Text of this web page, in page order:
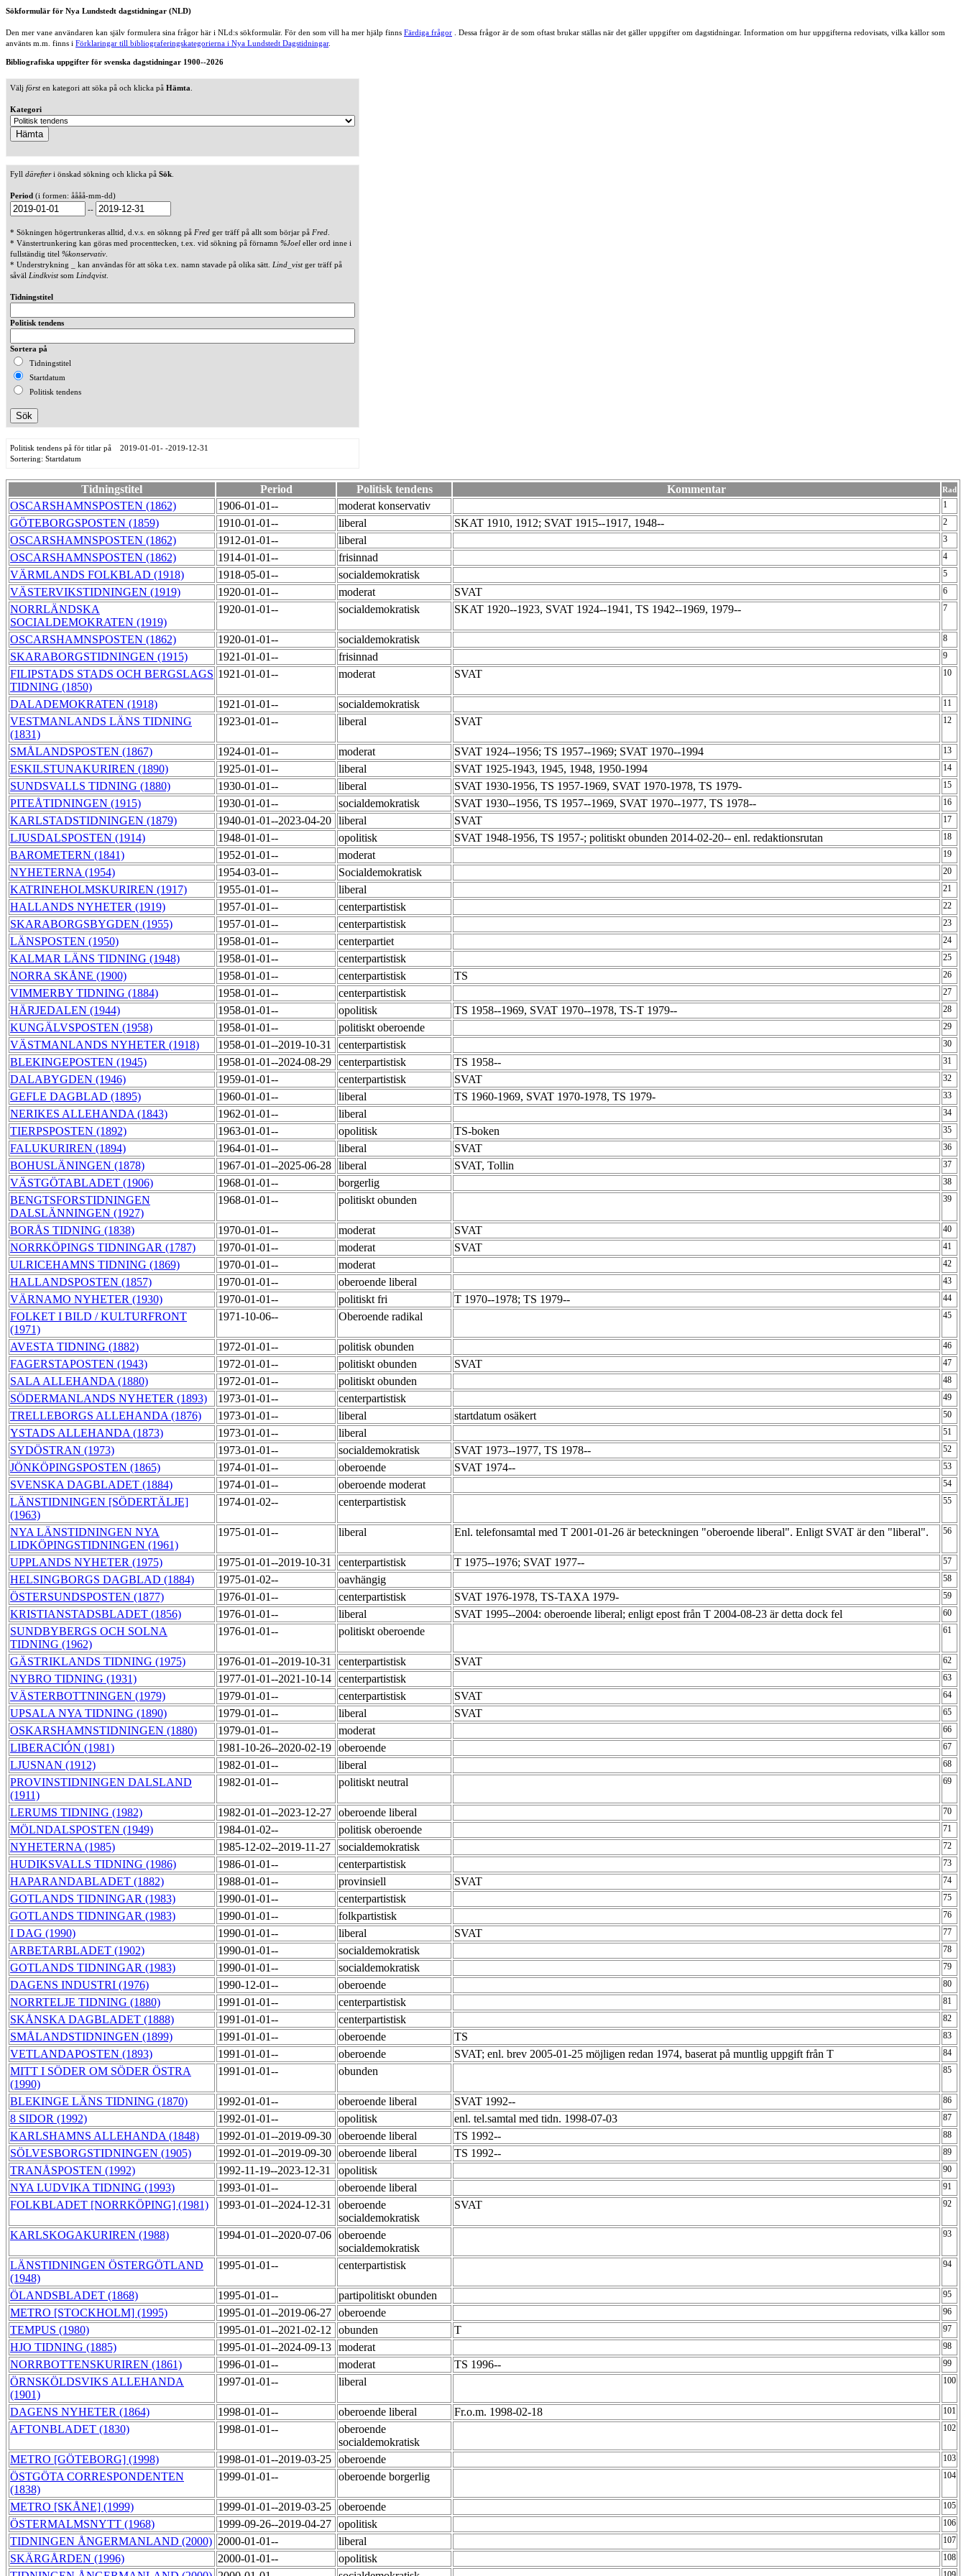
Sökformulär för Nya Lundstedt dagstidningar (NLD)
Den mer vane användaren kan själv formulera sina frågor här i NLd:s sökformulär. För den som vill ha mer hjälp finns Färdiga frågor . Dessa frågor är de som oftast brukar ställas när det gäller uppgifter om dagstidningar. Information om hur uppgifterna redovisats, vilka källor som
använts m.m. finns i Förklaringar till bibliograferingskategorierna i Nya Lundstedt Dagstidningar.
Bibliografiska uppgifter för svenska dagstidningar 1900--2026
Välj försten kategori att söka på och klicka på Hämta
Kategori
Fyll därefteri önskad sökning och klicka på Sök
Period (i formen: åååå-mm-dd)
--
* Sökningen högertrunkeras alltid, d.v.s. en söknng på Fred ger träff på allt som börjar på Fred
* Vänstertrunkering kan göras med procenttecken, t.ex. vid sökning på förnamn %Joel eller ord inne i
fullständig titel %konservativ
* Understrykning _ kan användas för att söka t.ex. namn stavade på olika sätt. Lind_vistger träff på
såväl Lindkvistsom Lindqvist.
Tidningstitel
Politisk tendens
Sortera på
Tidningstitel
Startdatum
Politisk tendens
Politisk tendens på för titlar på 2019-01-01- -2019-12-31
Sortering: Startdatum
Tidningstitel Period Politisk tendens Kommentar Rad
OSCARSHAMNSPOSTEN (1862) 1906-01-01-- moderat konservativ 1
GÖTEBORGSPOSTEN (1859) 1910-01-01-- liberal SKAT 1910, 1912; SVAT 1915--1917, 1948-- 2
OSCARSHAMNSPOSTEN (1862) 1912-01-01-- liberal 3
OSCARSHAMNSPOSTEN (1862) 1914-01-01-- frisinnad 4
VÄRMLANDS FOLKBLAD (1918) 1918-05-01-- socialdemokratisk 5
VÄSTERVIKSTIDNINGEN (1919) 1920-01-01-- moderat SVAT 6
NORRLÄNDSKA
SOCIALDEMOKRATEN (1919)
1920-01-01-- socialdemokratisk SKAT 1920--1923, SVAT 1924--1941, TS 1942--1969, 1979-- 7
OSCARSHAMNSPOSTEN (1862) 1920-01-01-- socialdemokratisk 8
SKARABORGSTIDNINGEN (1915) 1921-01-01-- frisinnad 9
FILIPSTADS STADS OCH BERGSLAGS
TIDNING (1850)
1921-01-01-- moderat SVAT 10
DALADEMOKRATEN (1918) 1921-01-01-- socialdemokratisk 11
VESTMANLANDS LÄNS TIDNING
(1831)
1923-01-01-- liberal SVAT 12
SMÅLANDSPOSTEN (1867) 1924-01-01-- moderat SVAT 1924--1956; TS 1957--1969; SVAT 1970--1994 13
ESKILSTUNAKURIREN (1890) 1925-01-01-- liberal SVAT 1925-1943, 1945, 1948, 1950-1994 14
SUNDSVALLS TIDNING (1880) 1930-01-01-- liberal SVAT 1930-1956, TS 1957-1969, SVAT 1970-1978, TS 1979- 15
PITEÅTIDNINGEN (1915) 1930-01-01-- socialdemokratisk SVAT 1930--1956, TS 1957--1969, SVAT 1970--1977, TS 1978-- 16
KARLSTADSTIDNINGEN (1879) 1940-01-01--2023-04-20 liberal SVAT 17
LJUSDALSPOSTEN (1914) 1948-01-01-- opolitisk SVAT 1948-1956, TS 1957-; politiskt obunden 2014-02-20-- enl. redaktionsrutan 18
BAROMETERN (1841) 1952-01-01-- moderat 19
NYHETERNA (1954) 1954-03-01-- Socialdemokratisk 20
KATRINEHOLMSKURIREN (1917) 1955-01-01-- liberal 21
HALLANDS NYHETER (1919) 1957-01-01-- centerpartistisk 22
SKARABORGSBYGDEN (1955) 1957-01-01-- centerpartistisk 23
LÄNSPOSTEN (1950) 1958-01-01-- centerpartiet 24
KALMAR LÄNS TIDNING (1948) 1958-01-01-- centerpartistisk 25
NORRA SKÅNE (1900) 1958-01-01-- centerpartistisk TS 26
VIMMERBY TIDNING (1884) 1958-01-01-- centerpartistisk 27
HÄRJEDALEN (1944) 1958-01-01-- opolitisk TS 1958--1969, SVAT 1970--1978, TS-T 1979-- 28
KUNGÄLVSPOSTEN (1958) 1958-01-01-- politiskt oberoende 29
VÄSTMANLANDS NYHETER (1918) 1958-01-01--2019-10-31 centerpartistisk 30
BLEKINGEPOSTEN (1945) 1958-01-01--2024-08-29 centerpartistisk TS 1958-- 31
DALABYGDEN (1946) 1959-01-01-- centerpartistisk SVAT 32
GEFLE DAGBLAD (1895) 1960-01-01-- liberal TS 1960-1969, SVAT 1970-1978, TS 1979- 33
NERIKES ALLEHANDA (1843) 1962-01-01-- liberal 34
TIERPSPOSTEN (1892) 1963-01-01-- opolitisk TS-boken 35
FALUKURIREN (1894) 1964-01-01-- liberal SVAT 36
BOHUSLÄNINGEN (1878) 1967-01-01--2025-06-28 liberal SVAT, Tollin 37
VÄSTGÖTABLADET (1906) 1968-01-01-- borgerlig 38
BENGTSFORSTIDNINGEN
DALSLÄNNINGEN (1927)
1968-01-01-- politiskt obunden 39
BORÅS TIDNING (1838) 1970-01-01-- moderat SVAT 40
NORRKÖPINGS TIDNINGAR (1787) 1970-01-01-- moderat SVAT 41
ULRICEHAMNS TIDNING (1869) 1970-01-01-- moderat 42
HALLANDSPOSTEN (1857) 1970-01-01-- oberoende liberal 43
VÄRNAMO NYHETER (1930) 1970-01-01-- politiskt fri T 1970--1978; TS 1979-- 44
FOLKET I BILD / KULTURFRONT
(1971)
1971-10-06-- Oberoende radikal 45
AVESTA TIDNING (1882) 1972-01-01-- politisk obunden 46
FAGERSTAPOSTEN (1943) 1972-01-01-- politiskt obunden SVAT 47
SALA ALLEHANDA (1880) 1972-01-01-- politiskt obunden 48
SÖDERMANLANDS NYHETER (1893) 1973-01-01-- centerpartistisk 49
TRELLEBORGS ALLEHANDA (1876) 1973-01-01-- liberal startdatum osäkert 50
YSTADS ALLEHANDA (1873) 1973-01-01-- liberal 51
SYDÖSTRAN (1973) 1973-01-01-- socialdemokratisk SVAT 1973--1977, TS 1978-- 52
JÖNKÖPINGSPOSTEN (1865) 1974-01-01-- oberoende SVAT 1974-- 53
SVENSKA DAGBLADET (1884) 1974-01-01-- oberoende moderat 54
LÄNSTIDNINGEN [SÖDERTÄLJE]
(1963)
1974-01-02-- centerpartistisk 55
NYA LÄNSTIDNINGEN NYA
LIDKÖPINGSTIDNINGEN (1961)
1975-01-01-- liberal Enl. telefonsamtal med T 2001-01-26 är beteckningen "oberoende liberal". Enligt SVAT är den "liberal". 56
UPPLANDS NYHETER (1975) 1975-01-01--2019-10-31 centerpartistisk T 1975--1976; SVAT 1977-- 57
HELSINGBORGS DAGBLAD (1884) 1975-01-02-- oavhängig 58
ÖSTERSUNDSPOSTEN (1877) 1976-01-01-- centerpartistisk SVAT 1976-1978, TS-TAXA 1979- 59
KRISTIANSTADSBLADET (1856) 1976-01-01-- liberal SVAT 1995--2004: oberoende liberal; enligt epost från T 2004-08-23 är detta dock fel 60
SUNDBYBERGS OCH SOLNA
TIDNING (1962)
1976-01-01-- politiskt oberoende 61
GÄSTRIKLANDS TIDNING (1975) 1976-01-01--2019-10-31 centerpartistisk SVAT 62
NYBRO TIDNING (1931) 1977-01-01--2021-10-14 centerpartistisk 63
VÄSTERBOTTNINGEN (1979) 1979-01-01-- centerpartistisk SVAT 64
UPSALA NYA TIDNING (1890) 1979-01-01-- liberal SVAT 65
OSKARSHAMNSTIDNINGEN (1880) 1979-01-01-- moderat 66
LIBERACIÓN (1981) 1981-10-26--2020-02-19 oberoende 67
LJUSNAN (1912) 1982-01-01-- liberal 68
PROVINSTIDNINGEN DALSLAND
(1911)
1982-01-01-- politiskt neutral 69
LERUMS TIDNING (1982) 1982-01-01--2023-12-27 oberoende liberal 70
MÖLNDALSPOSTEN (1949) 1984-01-02-- politisk oberoende 71
NYHETERNA (1985) 1985-12-02--2019-11-27 socialdemokratisk 72
HUDIKSVALLS TIDNING (1986) 1986-01-01-- centerpartistisk 73
HAPARANDABLADET (1882) 1988-01-01-- provinsiell SVAT 74
GOTLANDS TIDNINGAR (1983) 1990-01-01-- centerpartistisk 75
GOTLANDS TIDNINGAR (1983) 1990-01-01-- folkpartistisk 76
I DAG (1990) 1990-01-01-- liberal SVAT 77
ARBETARBLADET (1902) 1990-01-01-- socialdemokratisk 78
GOTLANDS TIDNINGAR (1983) 1990-01-01-- socialdemokratisk 79
DAGENS INDUSTRI (1976) 1990-12-01-- oberoende 80
NORRTELJE TIDNING (1880) 1991-01-01-- centerpartistisk 81
SKÅNSKA DAGBLADET (1888) 1991-01-01-- centerpartistisk 82
SMÅLANDSTIDNINGEN (1899) 1991-01-01-- oberoende TS 83
VETLANDAPOSTEN (1893) 1991-01-01-- oberoende SVAT; enl. brev 2005-01-25 möjligen redan 1974, baserat på muntlig uppgift från T 84
MITT I SÖDER OM SÖDER ÖSTRA
(1990)
1991-01-01-- obunden 85
BLEKINGE LÄNS TIDNING (1870) 1992-01-01-- oberoende liberal SVAT 1992-- 86
8 SIDOR (1992) 1992-01-01-- opolitisk enl. tel.samtal med tidn. 1998-07-03 87
KARLSHAMNS ALLEHANDA (1848) 1992-01-01--2019-09-30 oberoende liberal TS 1992-- 88
SÖLVESBORGSTIDNINGEN (1905) 1992-01-01--2019-09-30 oberoende liberal TS 1992-- 89
TRANÅSPOSTEN (1992) 1992-11-19--2023-12-31 opolitisk 90
NYA LUDVIKA TIDNING (1993) 1993-01-01-- oberoende liberal 91
FOLKBLADET [NORRKÖPING] (1981) 1993-01-01--2024-12-31
oberoende
socialdemokratisk
SVAT 92
KARLSKOGAKURIREN (1988) 1994-01-01--2020-07-06 oberoende
socialdemokratisk
93
LÄNSTIDNINGEN ÖSTERGÖTLAND
(1948)
1995-01-01-- centerpartistisk 94
ÖLANDSBLADET (1868) 1995-01-01-- partipolitiskt obunden 95
METRO [STOCKHOLM] (1995) 1995-01-01--2019-06-27 oberoende 96
TEMPUS (1980) 1995-01-01--2021-02-12 obunden T 97
HJO TIDNING (1885) 1995-01-01--2024-09-13 moderat 98
NORRBOTTENSKURIREN (1861) 1996-01-01-- moderat TS 1996-- 99
ÖRNSKÖLDSVIKS ALLEHANDA
(1901)
1997-01-01-- liberal 100
DAGENS NYHETER (1864) 1998-01-01-- oberoende liberal Fr.o.m. 1998-02-18 101
AFTONBLADET (1830) 1998-01-01--
oberoende
socialdemokratisk
102
METRO [GÖTEBORG] (1998) 1998-01-01--2019-03-25 oberoende 103
ÖSTGÖTA CORRESPONDENTEN
(1838)
1999-01-01-- oberoende borgerlig 104
METRO [SKÅNE] (1999) 1999-01-01--2019-03-25 oberoende 105
ÖSTERMALMSNYTT (1968) 1999-09-26--2019-04-27 opolitisk 106
TIDNINGEN ÅNGERMANLAND (2000) 2000-01-01-- liberal 107
SKÄRGÅRDEN (1996) 2000-01-01-- opolitisk 108